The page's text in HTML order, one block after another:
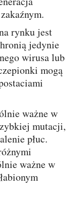
jedynie
wirusa lub
mogą
mutacji,
płuc.
ważne w